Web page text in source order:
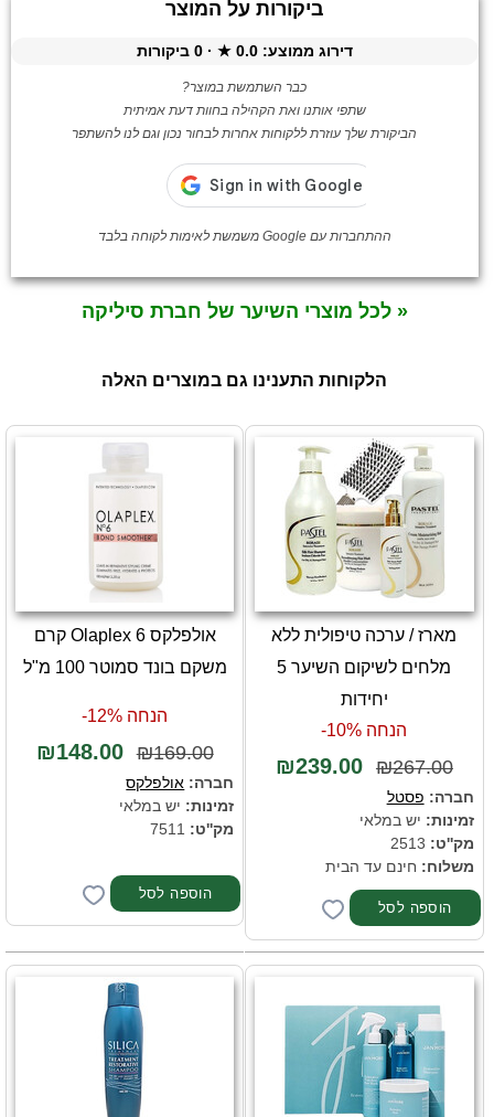
ביקורות על המוצר
דירוג ממוצע:0.0
★ ·
0 ביקורות
כבר השתמשת במוצר?
שתפי אותנו ואת הקהילה בחוות דעת אמיתית
הביקורת שלך עוזרת ללקוחות אחרות לבחור נכון וגם לנו להשתפר
ההתחברות עם Google משמשת לאימות לקוחה בלבד
« לכל מוצרי השיער של חברת סיליקה
הלקוחות התענינו גם במוצרים האלה
מארז / ערכה טיפולית ללא
מלחים לשיקום השיער 5
יחידות
הנחה 10%-
₪267.00
₪239.00
חברה: פסטל
זמינות: יש במלאי
מק''ט:
משלוח: חינם עד הבית
אולפלקס 6 Olaplex קרם
משקם בונד סמוטר 100 מ"ל
הנחה 12%-
₪169.00
₪148.00
חברה: אולפלקס
זמינות: יש במלאי
מק''ט: